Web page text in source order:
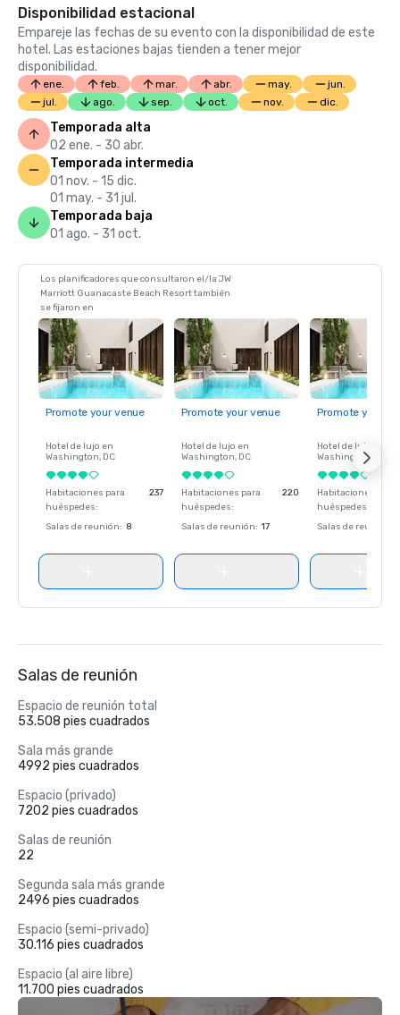
Disponibilidad estacional
Empareje las fechas de su evento con la disponibilidad de este
hotel. Las estaciones bajas tienden a tener mejor
disponibilidad.
ene. feb. mar. abr. may.
jun.
jul.
ago. sep. oct. nov. dic.
Temporada alta
02 ene. - 30 abr.
Temporada intermedia
01 nov. - 15 dic.
01 may. - 31 jul.
Temporada baja
01 ago. - 31 oct.
Los planificadores que consultaron el/la JW
Marriott Guanacaste Beach Resort también
se fijaron en
Promote your venue
Hotel de lujo en
Washington, DC
Habitaciones para
huéspedes:
237
Salas de reunión: 8
Promote your venue
Hotel de lujo en
Washington, DC
Habitaciones para
huéspedes:
220
Salas de reunión: 17
Promote your
Hotel de lujo en
Washington
Habitaciones para
huéspedes
Salas de reunión
Salas de reunión
Espacio de reunión total
53.508 pies cuadrados
Sala más grande
4992 pies cuadrados
Espacio (privado)
7202 pies cuadrados
Salas de reunión
22
Segunda sala más grande
2496 pies cuadrados
Espacio (semi-privado)
30.116 pies cuadrados
Espacio (al aire libre)
11.700 pies cuadrados